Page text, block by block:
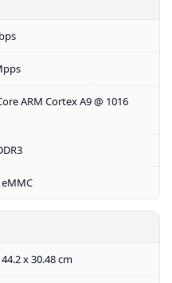
ARM Cortex A9 @ 1016
eMMC
x 30.48 cm